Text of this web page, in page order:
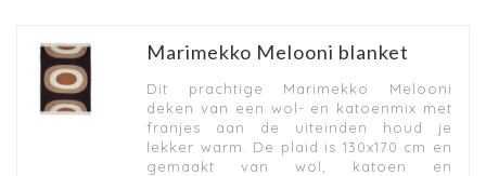
Marimekko Melooni blanket
Dit prachtige Marimekko Melooni
deken van een wol- en katoenmix met
franjes aan de uiteinden houd je
lekker warm. De plaid is 130x170 cm en
gemaakt van wol, katoen en